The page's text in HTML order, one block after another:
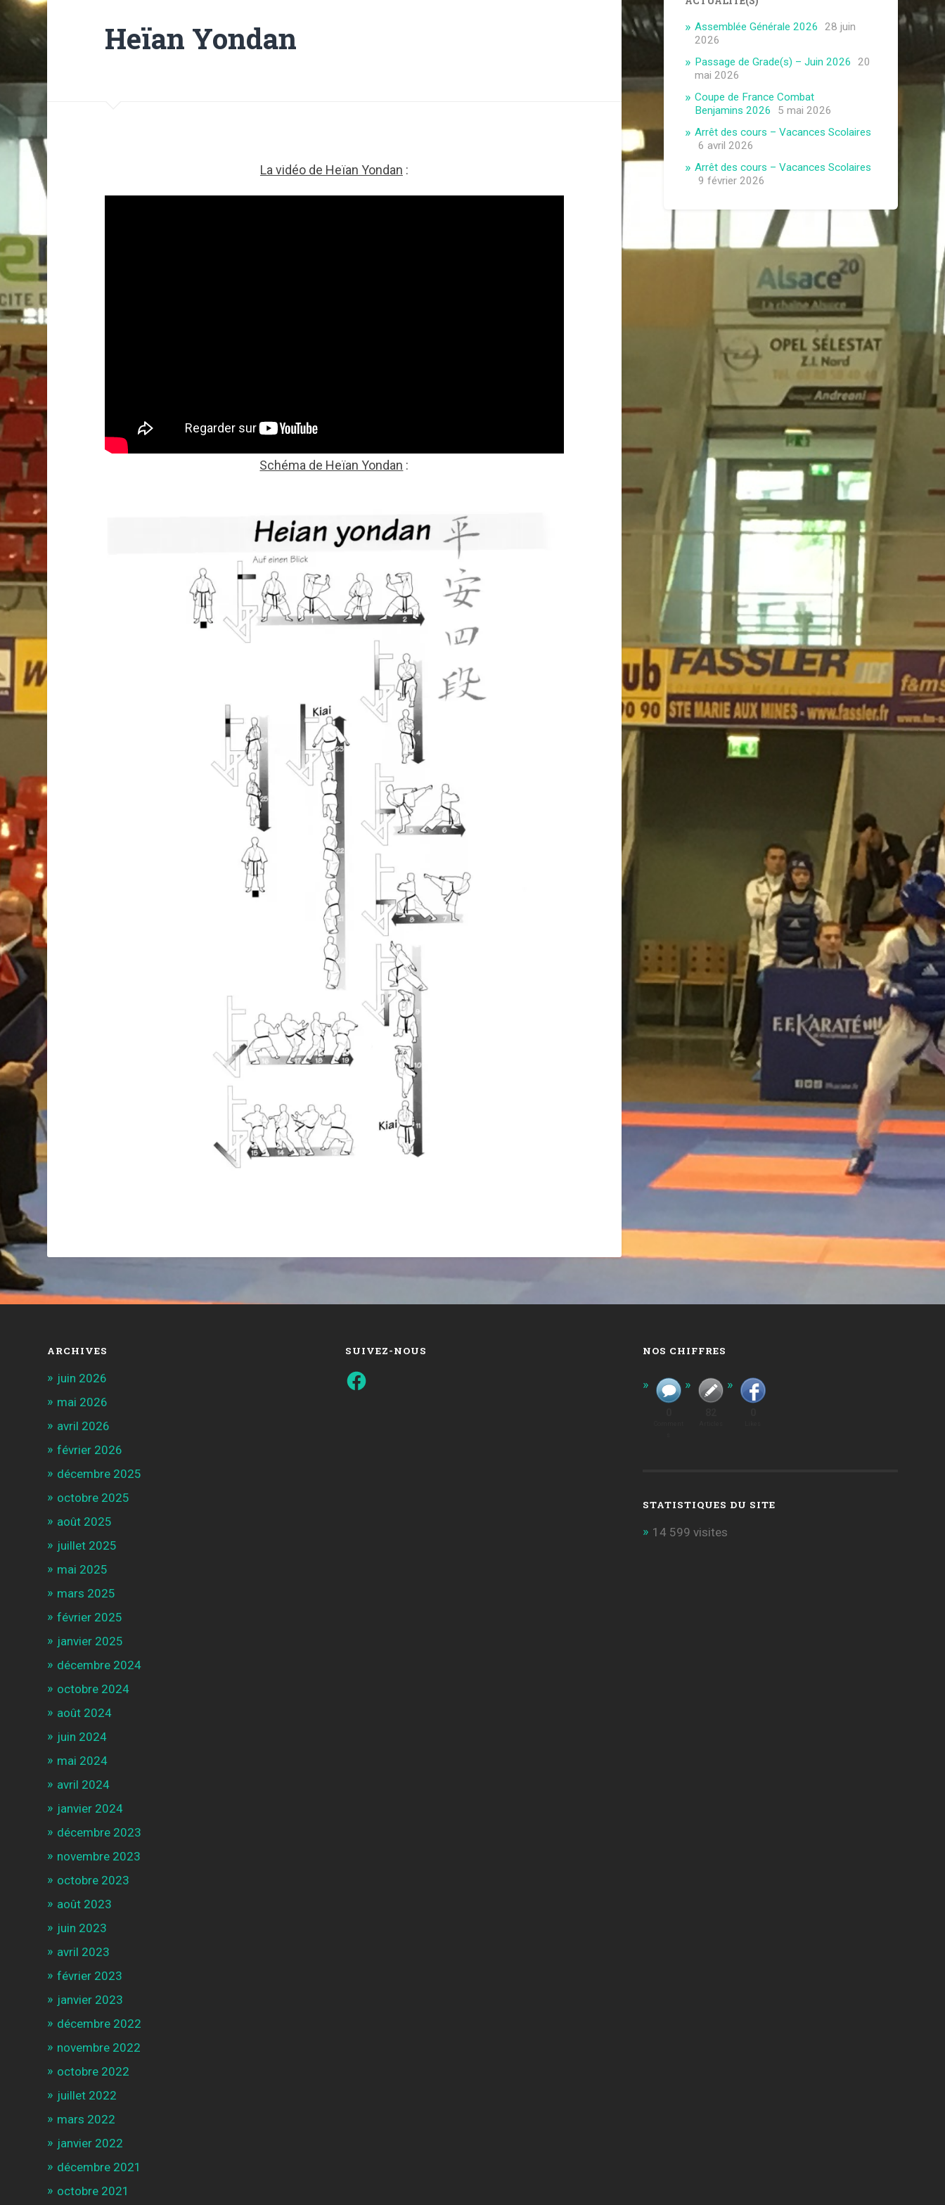
Heïan Yondan
La vidéo de Heïan Yondan :
Schéma de Heïan Yondan :
Assemblée Générale 2026
28 juin
2026
Passage de Grade(s) – Juin 2026
20
mai 2026
Coupe de France Combat
Benjamins 2026
5 mai 2026
Arrêt des cours – Vacances Scolaires
6 avril 2026
Arrêt des cours – Vacances Scolaires
9 février 2026
ARCHIVES
juin 2026
mai 2026
avril 2026
février 2026
décembre 2025
octobre 2025
août 2025
juillet 2025
mai 2025
mars 2025
février 2025
janvier 2025
décembre 2024
octobre 2024
août 2024
juin 2024
mai 2024
avril 2024
janvier 2024
décembre 2023
novembre 2023
octobre 2023
août 2023
juin 2023
avril 2023
février 2023
janvier 2023
décembre 2022
novembre 2022
octobre 2022
juillet 2022
mars 2022
janvier 2022
décembre 2021
octobre 2021
SUIVEZ-NOUS
Facebook
NOS CHIFFRES
STATISTIQUES DU SITE
14 599 visites